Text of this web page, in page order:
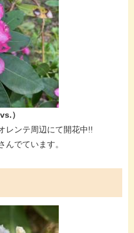
）
レンテ周辺にて開花中!!
でています。